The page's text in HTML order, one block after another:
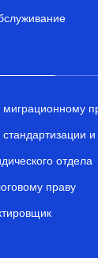
отдела
праву